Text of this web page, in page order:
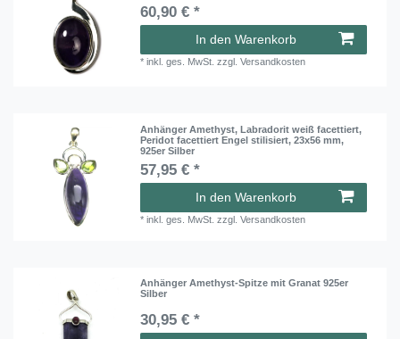
60,90 € *
In den Warenkorb
*inkl. ges. MwSt. zzgl.Versandkosten
Anhänger Amethyst, Labradorit weiß facettiert,
Peridot facettiert Engel stilisiert, 23x56 mm,
925er Silber
57,95 € *
In den Warenkorb
*inkl. ges. MwSt. zzgl.Versandkosten
Anhänger Amethyst-Spitze mit Granat 925er
Silber
30,95 € *